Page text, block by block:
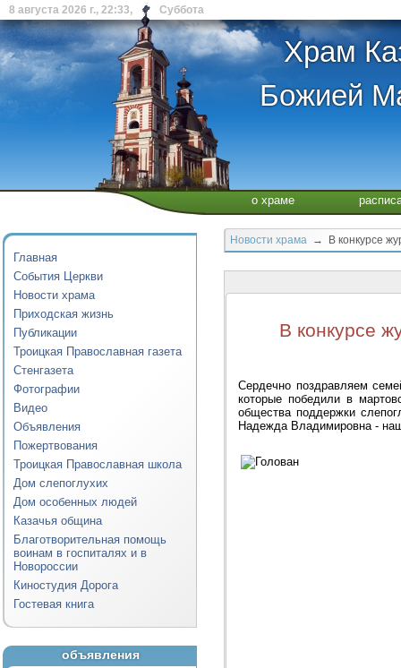
8 августа 2026 г., 22:33, Суббота
Храм
Божией
о храме
Главная
События Церкви
Новости храма
Приходская жизнь
Публикации
Троицкая Православная газета
Стенгазета
Фотографии
Видео
Объявления
Пожертвования
Троицкая Православная школа
Дом слепоглухих
Дом особенных людей
Казачья община
Благотворительная помощь
воинам в госпиталях и в
Новороссии
Киностудия Дорога
Гостевая книга
объявления
Новости храма → В конкурсе
В конкурсе
Сердечно поздравляем
которые победили в
общества поддержки
Надежда Владимировна -